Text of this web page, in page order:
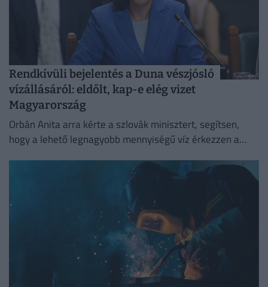
Rendkívüli bejelentés a Duna vészjósló
vízállásáról: eldőlt, kap-e elég vizet
Magyarország
Orbán Anita arra kérte a szlovák minisztert, segítsen,
hogy a lehető legnagyobb mennyiségű víz érkezzen a